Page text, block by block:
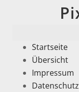
Startseite
Übersicht
Impressum